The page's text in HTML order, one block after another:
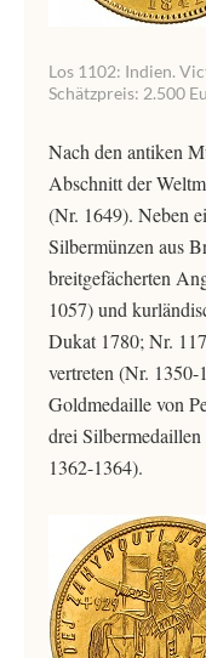
Los 1102: Indien.
Schätzpreis: 2.500
Nach den antiken
Abschnitt der
(Nr. 1649). Neben
Silbermünzen aus
breitgefächerten
1057) und
Dukat 1780; Nr.
vertreten (Nr.
Goldmedaille von
drei
1362-1364).